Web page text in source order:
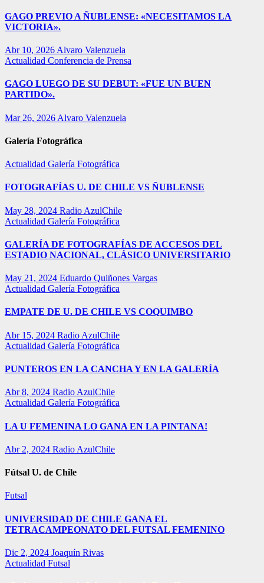
GAGO PREVIO A ÑUBLENSE: «NECESITAMOS LA
VICTORIA».
Abr 10, 2026 Alvaro Valenzuela
Actualidad Conferencia de Prensa
GAGO LUEGO DE SU DEBUT: «FUE UN BUEN
PARTIDO».
Mar 26, 2026 Alvaro Valenzuela
Galería Fotográfica
Actualidad Galería Fotográfica
FOTOGRAFÍAS U. DE CHILE VS ÑUBLENSE
May 28, 2024 Radio AzulChile
Actualidad Galería Fotográfica
GALERÍA DE FOTOGRAFÍAS DE ACCESOS DEL
ESTADIO NACIONAL, CLÁSICO UNIVERSITARIO
May 21, 2024 Eduardo Quiñones Vargas
Actualidad Galería Fotográfica
EMPATE DE U. DE CHILE VS COQUIMBO
Abr 15, 2024 Radio AzulChile
Actualidad Galería Fotográfica
PUNTEROS EN LA CANCHA Y EN LA GALERÍA
Abr 8, 2024 Radio AzulChile
Actualidad Galería Fotográfica
LA U FEMENINA LO GANA EN LA PINTANA!
Abr 2, 2024 Radio AzulChile
Fútsal U. de Chile
Futsal
UNIVERSIDAD DE CHILE GANA EL
TETRACAMPEONATO DEL FUTSAL FEMENINO
Dic 2, 2024 Joaquín Rivas
Actualidad Futsal